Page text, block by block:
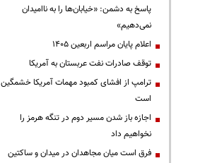
پاسخ به دشمن: «خیابان‌ها را به ناامیدان
نمی‌دهیم»
اعلام پایان مراسم اربعین ۱۴۰۵
توقف صادرات نفت عربستان به آمریکا
ترامپ از افشای کمبود مهمات آمریکا خشمگین
است
اجازه باز شدن مسیر دوم در تنگه هرمز را
نخواهیم داد
فرق است میان مجاهدان در میدان و ساکتین